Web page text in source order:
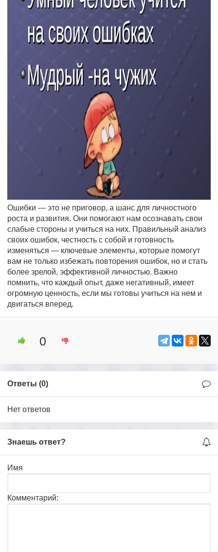
Ошибки — это не приговор, а шанс для личностного
роста и развития. Они помогают нам осознавать свои
слабые стороны и учиться на них. Правильный анализ
своих ошибок, честность с собой и готовность
изменяться — ключевые элементы, которые помогут
вам не только избежать повторения ошибок, но и стать
более зрелой, эффективной личностью. Важно
помнить, что каждый опыт, даже негативный, имеет
огромную ценность, если мы готовы учиться на нем и
двигаться вперед.
0
Ответы (0)
Нет ответов
Знаешь ответ?
Имя
Комментарий: